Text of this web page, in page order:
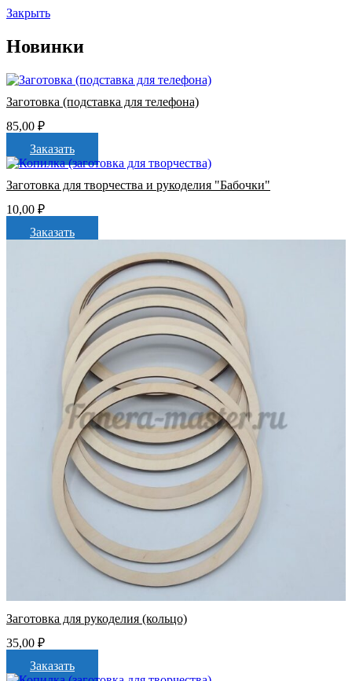
Закрыть
Новинки
Заготовка (подставка для телефона)
85,00 ₽
Заказать
Заготовка для творчества и рукоделия "Бабочки"
10,00 ₽
Заказать
Заготовка для рукоделия (кольцо)
35,00 ₽
Заказать